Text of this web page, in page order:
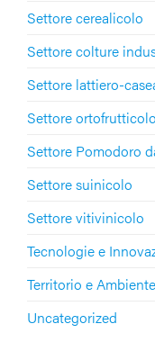
Settore cerealicolo
Settore colture
Settore lattiero-
Settore ortofrutticolo
Settore Pomodoro
Settore suinicolo
Settore vitivinicolo
Tecnologie e
Territorio e Ambiente
Uncategorized